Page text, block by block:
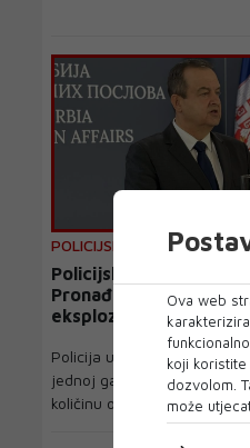
POLICIJSKA AKCIJA
Policijska akcija u
Pronađena veća
eksplozivnih naprava
Policija u Beogradu
jednoj garaži na Novom
količinu oruž...
Ova web
koji
dozvolom.
može